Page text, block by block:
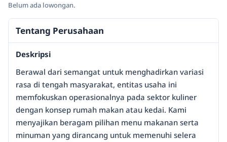
Belum ada lowongan.
Tentang Perusahaan
Deskripsi
Berawal dari semangat untuk menghadirkan variasi
rasa di tengah masyarakat, entitas usaha ini
memfokuskan operasionalnya pada sektor kuliner
dengan konsep rumah makan atau kedai. Kami
menyajikan beragam pilihan menu makanan serta
minuman yang dirancang untuk memenuhi selera